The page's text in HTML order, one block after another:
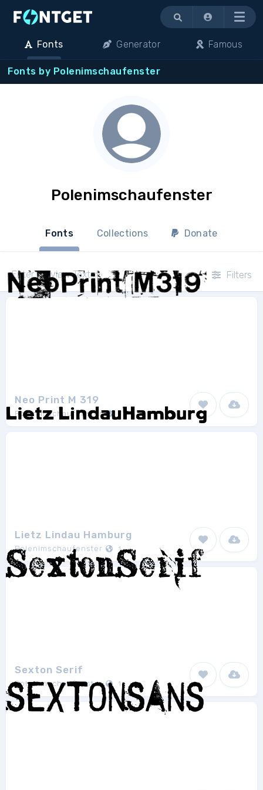
Menu
Fonts Generator Famous
Fonts by Polenimschaufenster
Polenimschaufenster
Fonts Collections Donate
Filters
Neo Print M 319
Polenimschaufenster 1
Lietz Lindau Hamburg
Polenimschaufenster 1
Sexton Serif
Polenimschaufenster 1